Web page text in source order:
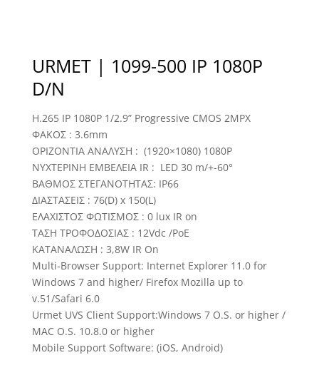
URMET | 1099-500 IP 1080P
D/N
H.265 IP 1080P 1/2.9” Progressive CMOS 2MPX
ΦΑΚΟΣ : 3.6mm
ΟΡΙΖΟΝΤΙΑ ΑΝΑΛΥΣΗ : (1920×1080) 1080P
ΝΥΧΤΕΡΙΝΗ ΕΜΒΕΛΕΙΑ IR : LED 30 m/+-60°
BAΘΜΟΣ ΣΤΕΓΑΝΟΤΗΤΑΣ: IP66
ΔΙΑΣΤΑΣΕΙΣ : 76(D) x 150(L)
ΕΛΑΧΙΣΤΟΣ ΦΩΤΙΣΜΟΣ : 0 lux IR on
ΤΑΣΗ ΤΡΟΦΟΔΟΣΙΑΣ : 12Vdc /PoE
ΚΑΤΑΝΑΛΩΣΗ : 3,8W IR On
Multi-Browser Support: Internet Explorer 11.0 for
Windows 7 and higher/ Firefox Mozilla up to
v.51/Safari 6.0
Urmet UVS Client Support:Windows 7 O.S. or higher /
MAC O.S. 10.8.0 or higher
Mobile Support Software: (iOS, Android)